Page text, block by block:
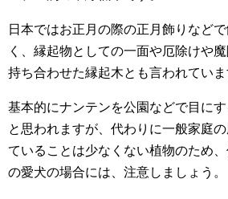
日本ではお正月の際の正月飾りなど
く、縁起物としての一面や厄除けや
持ち合わせた縁起木とも言われていま
基本的にナンテンを公園などで目に
と思われますが、代わりに一般家庭
ていることは少なくない植物のため
の愛犬の場合には、注意しましょう。